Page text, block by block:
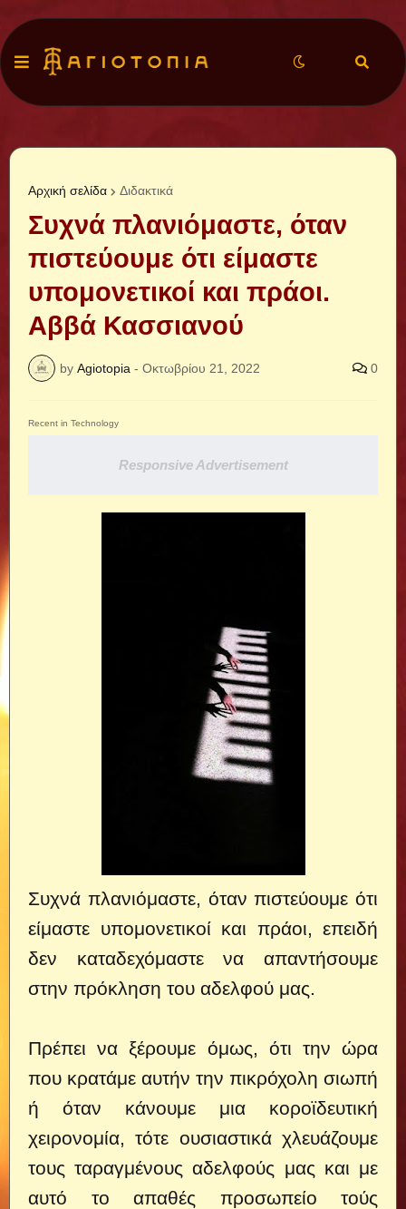
Αρχική σελίδα Διδακτικά
Συχνά πλανιόμαστε, όταν
πιστεύουμε ότι είμαστε
υπομονετικοί και πράοι.
Αββά Κασσιανού
by Agiotopia - Οκτωβρίου 21, 2022 0
Recent in Technology
Responsive Advertisement
Συχνά πλανιόμαστε, όταν πιστεύουμε ότι
είμαστε υπομονετικοί και πράοι, επειδή
δεν καταδεχόμαστε να απαντήσουμε
στην πρόκληση του αδελφού μας.
Πρέπει να ξέρουμε όμως, ότι την ώρα
που κρατάμε αυτήν την πικρόχολη σιωπή
ή όταν κάνουμε μια κοροϊδευτική
χειρονομία, τότε ουσιαστικά χλευάζουμε
τους ταραγμένους αδελφούς μας και με
αυτό το απαθές προσωπείο τούς